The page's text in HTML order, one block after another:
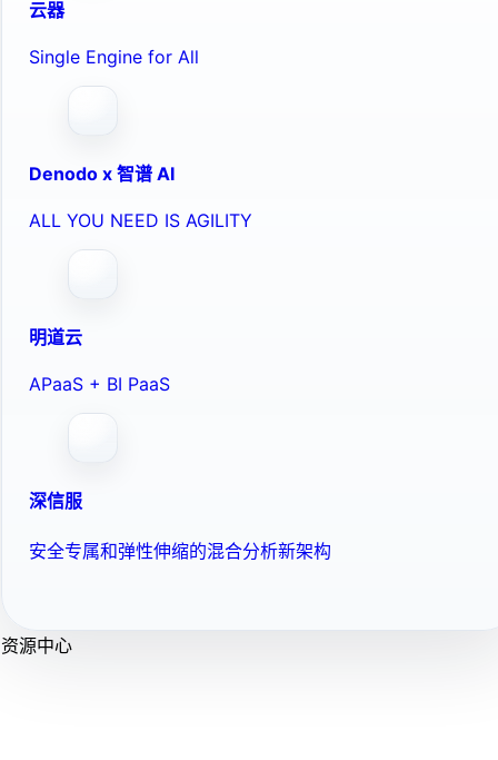
云器
Single Engine for All
Denodo x 智谱 AI
ALL YOU NEED IS AGILITY
明道云
APaaS + BI PaaS
深信服
安全专属和弹性伸缩的混合分析新架构
资源中心